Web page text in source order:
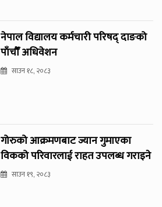
नेपाल विद्यालय कर्मचारी परिषद् दाङको
पाँचौँ अधिवेशन
साउन १८, २०८३
गोरुको आक्रमणबाट ज्यान गुमाएका
विकको परिवारलाई राहत उपलब्ध गराइने
साउन १९, २०८३